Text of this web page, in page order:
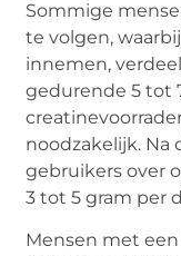
Sommige
te volgen,
innemen,
gedurende 5 tot
noodzakelijk. Na
gebruikers over
3 tot 5 gram per
Mensen met